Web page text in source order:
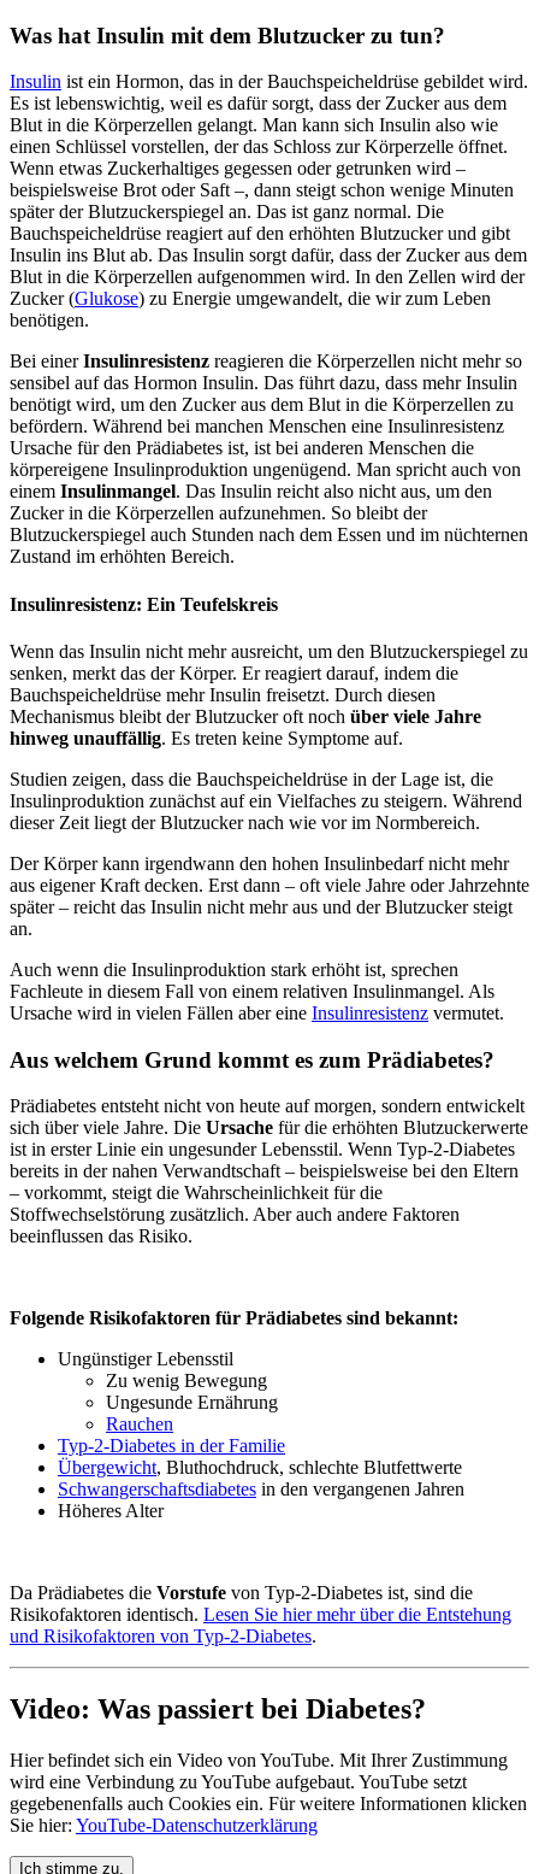
Was hat Insulin mit dem Blutzucker zu tun?
Insulin ist ein Hormon, das in der Bauchspeicheldrüse gebildet wird.
Es ist lebenswichtig, weil es dafür sorgt, dass der Zucker aus dem
Blut in die Körperzellen gelangt. Man kann sich Insulin also wie
einen Schlüssel vorstellen, der das Schloss zur Körperzelle öffnet.
Wenn etwas Zuckerhaltiges gegessen oder getrunken wird –
beispielsweise Brot oder Saft –, dann steigt schon wenige Minuten
später der Blutzuckerspiegel an. Das ist ganz normal. Die
Bauchspeicheldrüse reagiert auf den erhöhten Blutzucker und gibt
Insulin ins Blut ab. Das Insulin sorgt dafür, dass der Zucker aus dem
Blut in die Körperzellen aufgenommen wird. In den Zellen wird der
Zucker (Glukose) zu Energie umgewandelt, die wir zum Leben
benötigen.
Bei einerInsulinresistenz reagieren die Körperzellen nicht mehr so
sensibel auf das Hormon Insulin. Das führt dazu, dass mehr Insulin
benötigt wird, um den Zucker aus dem Blut in die Körperzellen zu
befördern. Während bei manchen Menschen eine Insulinresistenz
Ursache für den Prädiabetes ist, ist bei anderen Menschen die
körpereigene Insulinproduktion ungenügend. Man spricht auch von
einem Insulinmangel. Das Insulin reicht also nicht aus, um den
Zucker in die Körperzellen aufzunehmen. So bleibt der
Blutzuckerspiegel auch Stunden nach dem Essen und im nüchternen
Zustand im erhöhten Bereich.
Insulinresistenz: Ein Teufelskreis
Wenn das Insulin nicht mehr ausreicht, um den Blutzuckerspiegel zu
senken, merkt das der Körper. Er reagiert darauf, indem die
Bauchspeicheldrüse mehr Insulin freisetzt. Durch diesen
Mechanismus bleibt der Blutzucker oft noch über viele Jahre
hinweg unauffällig. Es treten keine Symptome auf.
Studien zeigen, dass die Bauchspeicheldrüse in der Lage ist, die
Insulinproduktion zunächst auf ein Vielfaches zu steigern. Während
dieser Zeit liegt der Blutzucker nach wie vor im Normbereich.
Der Körper kann irgendwann den hohen Insulinbedarf nicht mehr
aus eigener Kraft decken. Erst dann – oft viele Jahre oder Jahrzehnte
später – reicht das Insulin nicht mehr aus und der Blutzucker steigt
an.
Auch wenn die Insulinproduktion stark erhöht ist, sprechen
Fachleute in diesem Fall von einem relativen Insulinmangel. Als
Ursache wird in vielen Fällen aber eine Insulinresistenz vermutet.
Aus welchem Grund kommt es zum Prädiabetes?
Prädiabetes entsteht nicht von heute auf morgen, sondern entwickelt
sich über viele Jahre. Die Ursache für die erhöhten Blutzuckerwerte
ist in erster Linie ein ungesunder Lebensstil. Wenn Typ-2-Diabetes
bereits in der nahen Verwandtschaft – beispielsweise bei den Eltern
– vorkommt, steigt die Wahrscheinlichkeit für die
Stoffwechselstörung zusätzlich. Aber auch andere Faktoren
beeinflussen das Risiko.
Folgende Risikofaktoren für Prädiabetes sind bekannt:
Ungünstiger Lebensstil
Zu wenig Bewegung
Ungesunde Ernährung
Rauchen
Typ-2-Diabetes in der Familie
Übergewicht, Bluthochdruck, schlechte Blutfettwerte
Schwangerschaftsdiabetes in den vergangenen Jahren
Höheres Alter
Da Prädiabetes die Vorstufe von Typ-2-Diabetes ist, sind die
Risikofaktoren identisch. Lesen Sie hier mehr über die Entstehung
und Risikofaktoren von Typ-2-Diabetes.
Video: Was passiert bei Diabetes?
Hier befindet sich ein Video von YouTube. Mit Ihrer Zustimmung
wird eine Verbindung zu YouTube aufgebaut. YouTube setzt
gegebenenfalls auch Cookies ein. Für weitere Informationen klicken
Sie hier: YouTube-Datenschutzerklärung
Ich stimme zu.